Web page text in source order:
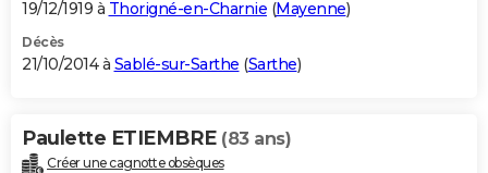
19/12/1919 à Thorigné-en-Charnie (Mayenne)
Décès
21/10/2014 à Sablé-sur-Sarthe (Sarthe)
Paulette ETIEMBRE (83 ans)
Créer une cagnotte obsèques